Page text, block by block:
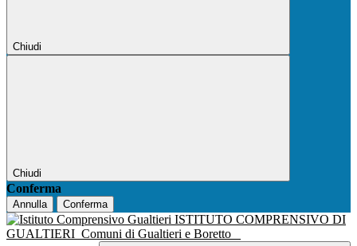
Chiudi
Chiudi
Conferma
Annulla Conferma
ISTITUTO COMPRENSIVO DI
GUALTIERI Comuni di Gualtieri e Boretto